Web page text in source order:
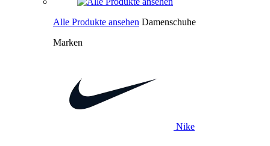
Alle Produkte ansehen Damenschuhe
Marken
Nike